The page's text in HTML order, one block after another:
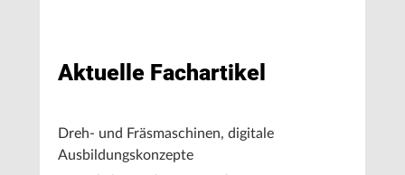
Aktuelle Fachartikel
Dreh- und Fräsmaschinen, digitale
Ausbildungskonzepte